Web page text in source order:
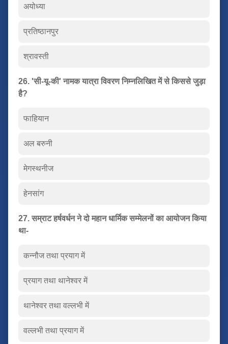
अयोध्या
प्रतिष्ठानपुर
श्रावस्ती
26. 'सी-यू-की' नामक यात्रा विवरण निम्नलिखित में से किससे जुड़ा
है?
फाहियान
अल बरुनी
मेगस्थनीज
हेनसांग
27. सम्राट हर्षवर्धन ने दो महान धार्मिक सम्मेलनों का आयोजन किया
था-
कन्नौज तथा प्रयाग में
प्रयाग तथा थानेश्वर में
थानेश्वर तथा वल्लभी में
वल्लभी तथा प्रयाग में